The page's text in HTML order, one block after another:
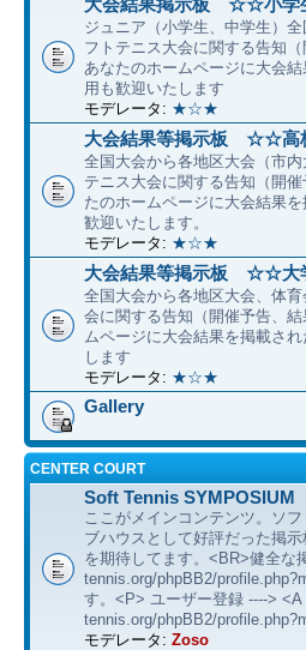
ジュニア（小学生、中学生）
フトテニス大会に関する告知
あなたのホームページに大会
用も歓迎いたします
モデレータ: ★☆★
大会結果等掲示板 ☆☆高
全国大会から各地区大会（市
テニス大会に関する告知（開
たのホームページに大会結果
歓迎いたします。
モデレータ: ★☆★
大会結果等掲示板 ☆☆
全国大会から各地区大会、体
会に関する告知（開催予告、
ムページに大会結果を掲載さ
します
モデレータ: ★☆★
Gallery
CENTER COURT
Soft Tennis SYMPOSIUM
ここがメインコンテンツ。ソ
ブハウスとして好評だった掲
を期待してます。<BR>健全な
tennis.org/phpBB2/
す。<P> ユーザー登録 ---->
tennis.org/phpBB2/
モデレータ: Zoso